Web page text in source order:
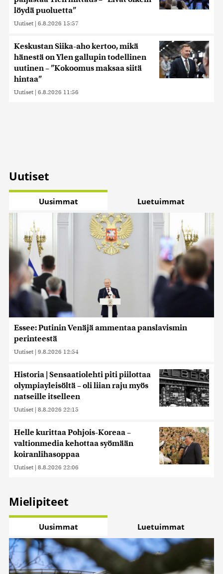
löydä puoluetta”
Uutiset | 6.8.2026 15:57
Keskustan Siika-aho kertoo, mikä
hänestä on Ylen gallupin todellinen
uutinen – ”Kokoomus maksaa siitä
hintaa”
Uutiset | 6.8.2026 11:56
Uutiset
Uusimmat Luetuimmat
Essee: Putinin Venäjä ammentaa panslavismin
perinteestä
Uutiset | 9.8.2026 12:54
Historia | Sensaatiolehti piti piilottaa
olympiayleisöltä – oli liian raju myös
natseille itselleen
Uutiset | 8.8.2026 22:15
Helle kurittaa Pohjois-Koreaa –
valtionmedia kehottaa syömään
koiranlihasoppaa
Uutiset | 8.8.2026 22:06
Mielipiteet
Uusimmat Luetuimmat